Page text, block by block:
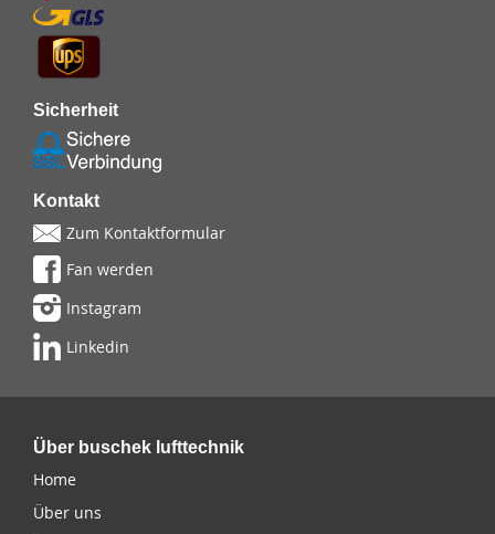
Sicherheit
Kontakt
Zum Kontaktformular
Fan werden
Instagram
Linkedin
Über buschek lufttechnik
Home
Über uns